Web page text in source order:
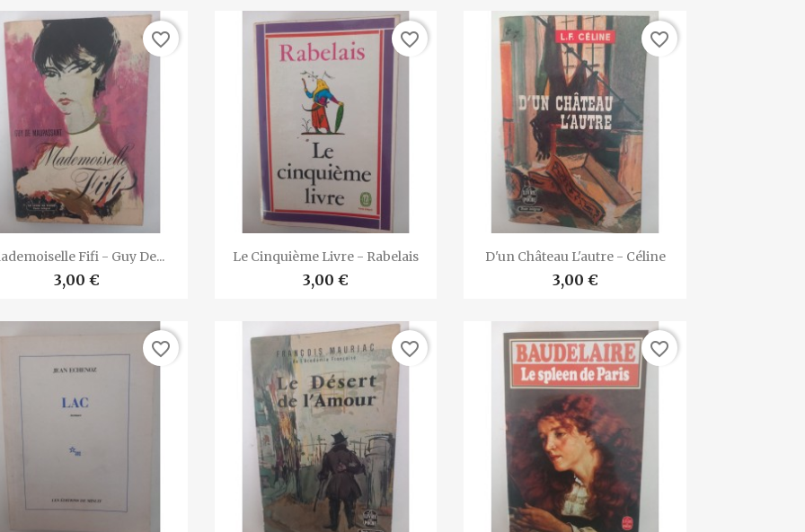
Vista rápida
Fifi - Guy De...
3,00 €
favorite_border
Vista rápida
Le Cinquième Livre - Rabelais
3,00 €
favorite_border
Vista rápida
D'un Château L'autre - Céline
3,00 €
favorite_border
favorite_border favorite_border favorite_border